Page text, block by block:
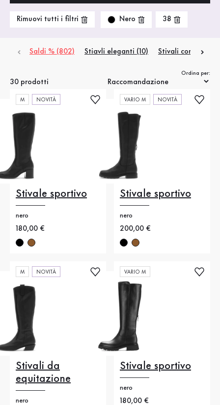
Rimuovi tutti i filtri Nero 38
Saldi % (802) Stiavli eleganti (10) Stivali con
30 prodotti
Ordina per:
M NOVITÀ
Stivale sportivo
nero
Nuovo prezzo
180,00 €
VARIO M NOVITÀ
Stivale sportivo
nero
Nuovo prezzo
200,00 €
M NOVITÀ
Stivali da
equitazione
nero
VARIO M
Stivale sportivo
nero
Nuovo prezzo
180,00 €